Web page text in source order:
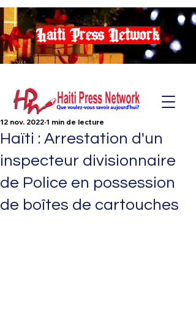
Haiti Press Network
Haïti : Arrestation d'un
inspecteur divisionnaire
de Police en possession
de boîtes de cartouches
12 nov. 2022 1 min de lecture